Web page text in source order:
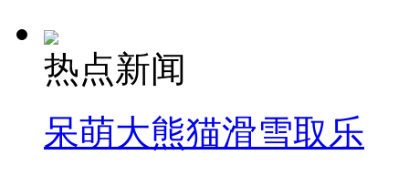
热点新闻
呆萌大熊猫滑雪取乐